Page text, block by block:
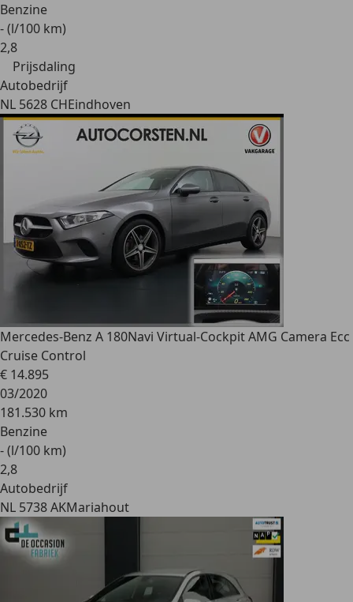
Benzine
- (l/100 km)
2,8
Prijsdaling
Autobedrijf
NL 5628 CHEindhoven
Mercedes-Benz A 180Navi Virtual-Cockpit AMG Camera Ecc
Cruise Control
€ 14.895
03/2020
181.530 km
Benzine
- (l/100 km)
2,8
Autobedrijf
NL 5738 AKMariahout